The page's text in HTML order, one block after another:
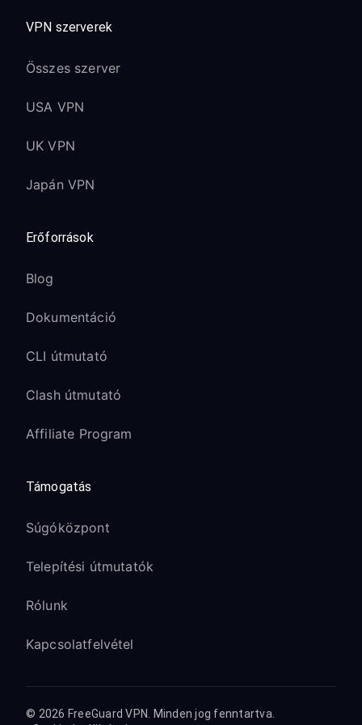
Javított teljesítmény az A12 és A15
streamelhetők VPN-en keresztül
megmarad
Apple TV 4K (1. generáció):
Network
A 4K tartalom minősége megmarad a
generáció):
Kompatibilis a tvOS 13 és újabb
A proxy konfiguráció megegyezik az
Az 1080p streamelés
mellett
szolgáltatások
optimalizálása
VPN szerverek
Összes szerver
USA VPN
UK VPN
Japán VPN
Erőforrások
Blog
Dokumentáció
CLI útmutató
Clash útmutató
Affiliate Program
Támogatás
Súgóközpont
Telepítési útmutatók
Rólunk
Kapcsolatfelvétel
© 2026 FreeGuard VPN. Minden jog fenntartva.